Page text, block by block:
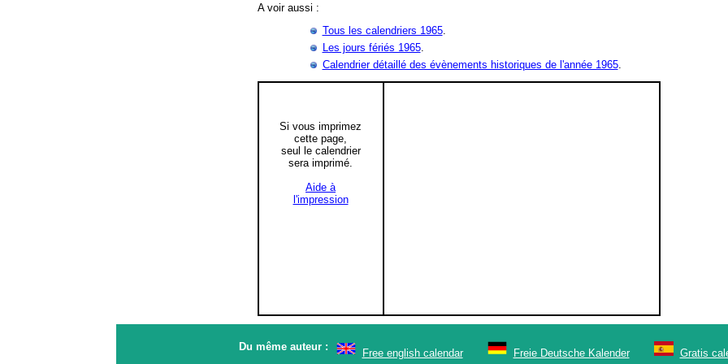
A voir aussi :
Tous les calendriers 1965.
Les jours fériés 1965.
Calendrier détaillé des évènements historiques de l'année 1965.
Si vous imprimez
cette page,
seul le calendrier
sera imprimé.
Aide à
l'impression
Du même auteur :
Free english calendar Freie Deutsche Kalender Gratis